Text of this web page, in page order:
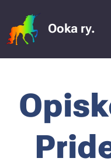
Ooka ry.